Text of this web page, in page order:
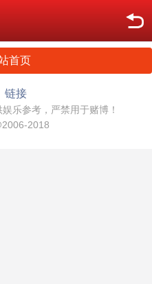
首页
链接
乐参考，严禁用于赌博！
2018